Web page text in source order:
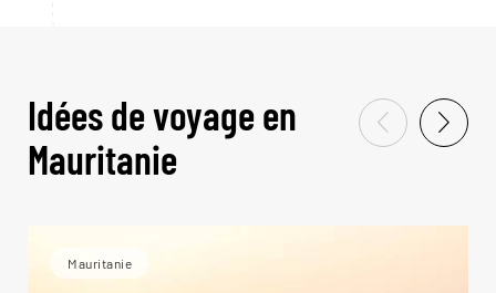
Idées de voyage en
Mauritanie
Mauritanie